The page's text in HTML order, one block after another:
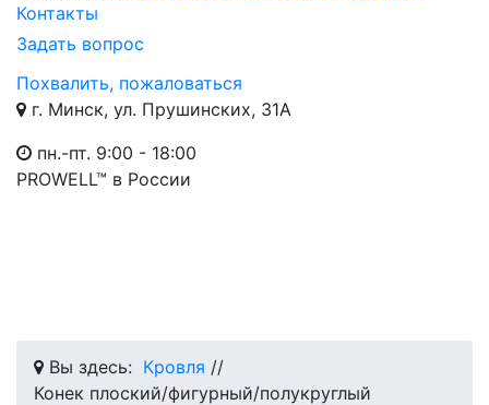
Контакты
Задать вопрос
Похвалить, пожаловаться
г. Минск, ул. Прушинских, 31А
пн.-пт. 9:00 - 18:00
PROWELL™ в России
Вы здесь: Кровля //
Конек плоский/фигурный/полукруглый